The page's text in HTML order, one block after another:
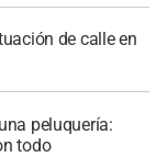
de calle en
peluquería:
todo